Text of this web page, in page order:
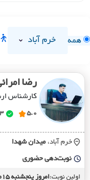
همه خرم آباد
رضا
کارشناس
5.0
خرم آباد، ميدان شهدا
نوبت‌دهی حضوری
اولین نوبت:امروز پنجشنبه 15مرداد 5عصر